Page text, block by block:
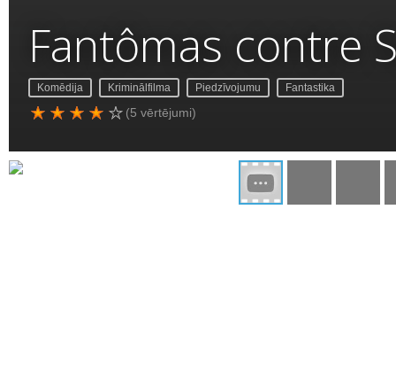
Fantômas contre
Komēdija Kriminālfilma Piedzīvojumu Fantastika
(5 vērtējumi)